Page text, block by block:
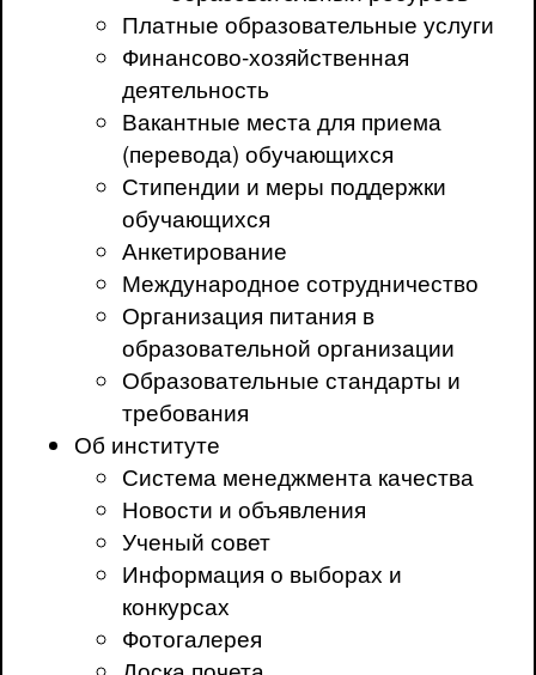
Платные образовательные услуги
Финансово-хозяйственная
деятельность
Вакантные места для приема
(перевода) обучающихся
Стипендии и меры поддержки
обучающихся
Анкетирование
Международное сотрудничество
Организация питания в
образовательной организации
Образовательные стандарты и
требования
Об институте
Система менеджмента качества
Новости и объявления
Ученый совет
Информация о выборах и
конкурсах
Фотогалерея